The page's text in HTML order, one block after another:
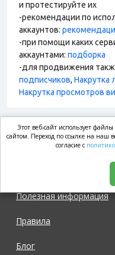
и протестируйте их
-рекомендации по
аккаунтов:
-при помощи каких
аккаунтами: подборка
-для продвижения
подписчиков, Накрутка
Накрутка просмотров
Полезная информация
Правила
Блог
Этот веб-сайт использует
сайтом. Переход по ссылке на наш
согласие с